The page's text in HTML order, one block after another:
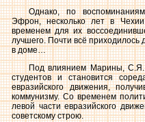
Однако, по
Эфрон, несколько лет в
временем для их
лучшего. Почти всё приходилось
в доме…
Под влиянием Марины, С.Я.
студентов и становится
евразийского движения,
коммунизму. Со временем
левой части евразийского
советскому строю.